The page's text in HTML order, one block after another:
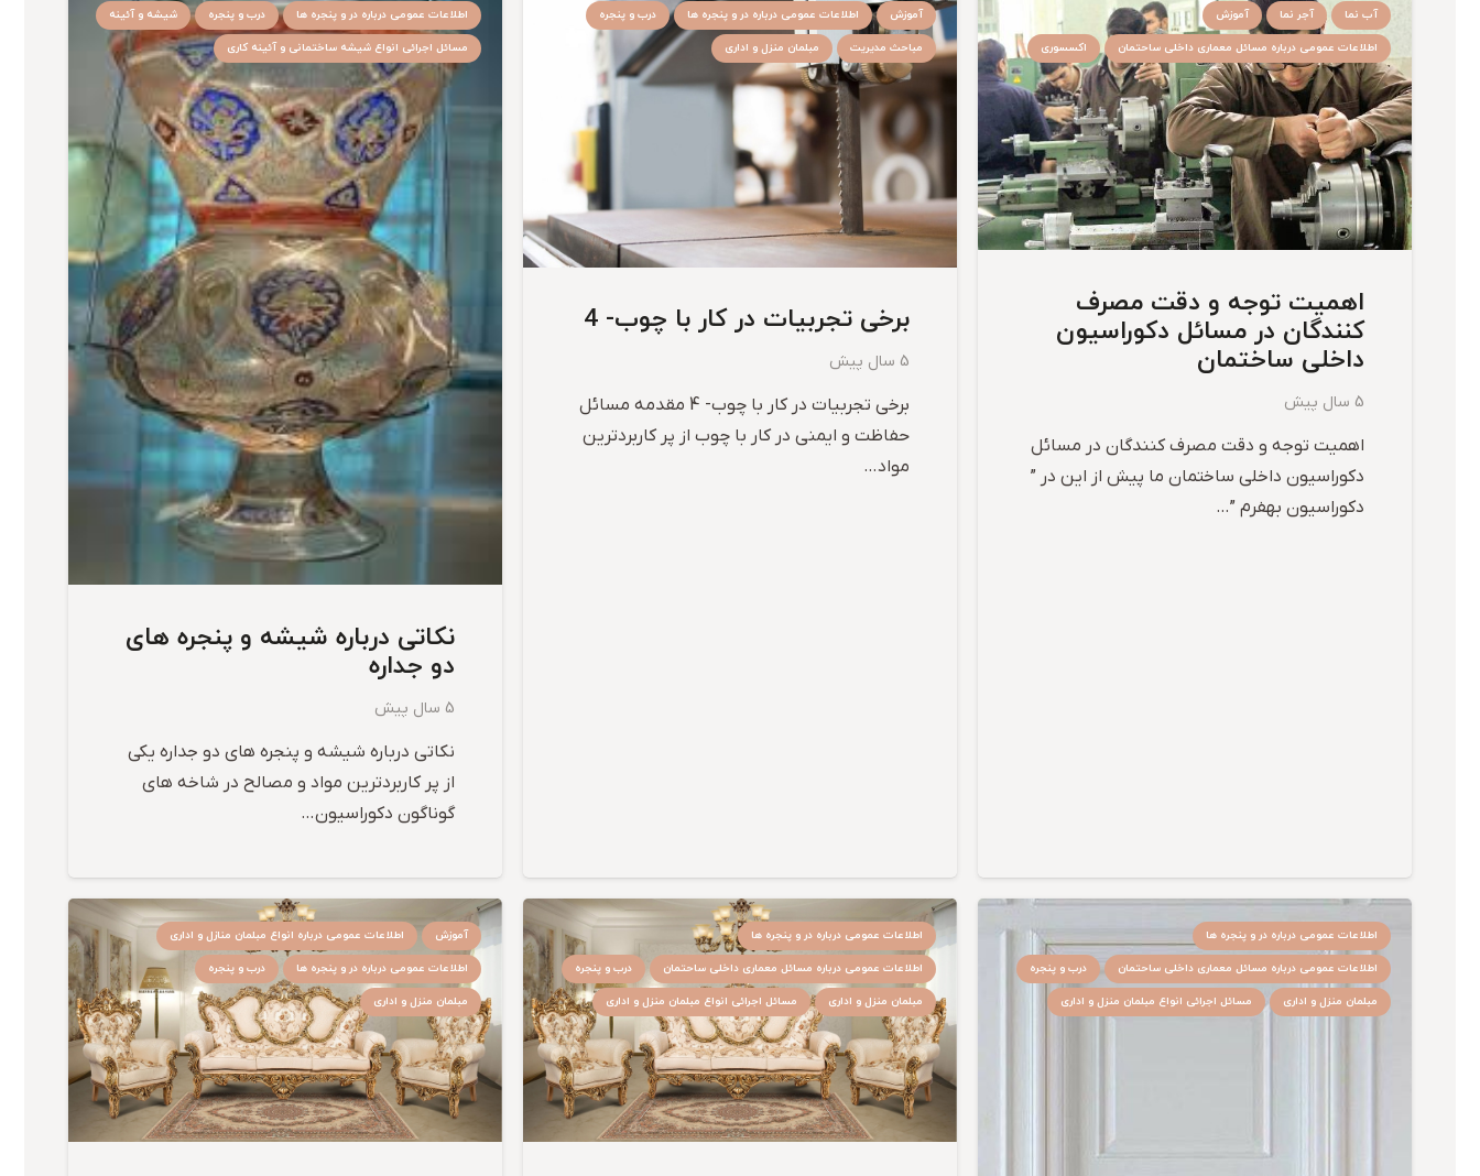
آب نما آجر نما
آموزش
اطلاعات عمومی درباره مسائل معماری داخلی ساحتمان
اکسسوری
اهمیت توجه و دقت مصرف
کنندگان در مسائل دکوراسیون
داخلی ساختمان
5 سال پیش
اهمیت توجه و دقت مصرف کنندگان در مسائل
دکوراسیون داخلی ساختمان ما پیش از این در ”
دکوراسیون بهفرم ”…
آموزش اطلاعات عمومی درباره در و پنجره ها
درب و پنجره
مباحث مدیریت
مبلمان منزل و اداری
برخی تجربیات در کار با چوب- 4
5 سال پیش
برخی تجربیات در کار با چوب- 4 مقدمه مسائل
حفاظت و ایمنی در کار با چوب از پر کاربردترین
مواد…
اطلاعات عمومی درباره در و پنجره ها درب و پنجره
شیشه و آئینه
مسائل اجرائی انواع شیشه ساختمانی و آئینه کاری
نکاتی درباره شیشه و پنجره های
دو جداره
5 سال پیش
نکاتی درباره شیشه و پنجره های دو جداره یکی
از پر کاربردترین مواد و مصالح در شاخه های
گوناگون دکوراسیون…
اطلاعات عمومی درباره در و پنجره ها
اطلاعات عمومی درباره مسائل معماری داخلی ساحتمان
درب و پنجره
مبلمان منزل و اداری
مسائل اجرائی انواع مبلمان منزل و اداری
اطلاعات عمومی درباره در و پنجره ها
اطلاعات عمومی درباره مسائل معماری داخلی ساحتمان
درب و پنجره
مبلمان منزل و اداری
مسائل اجرائی انواع مبلمان منزل و اداری
آموزش
اطلاعات عمومی درباره انواع مبلمان منازل و اداری
اطلاعات عمومی درباره در و پنجره ها
درب و پنجره
مبلمان منزل و اداری